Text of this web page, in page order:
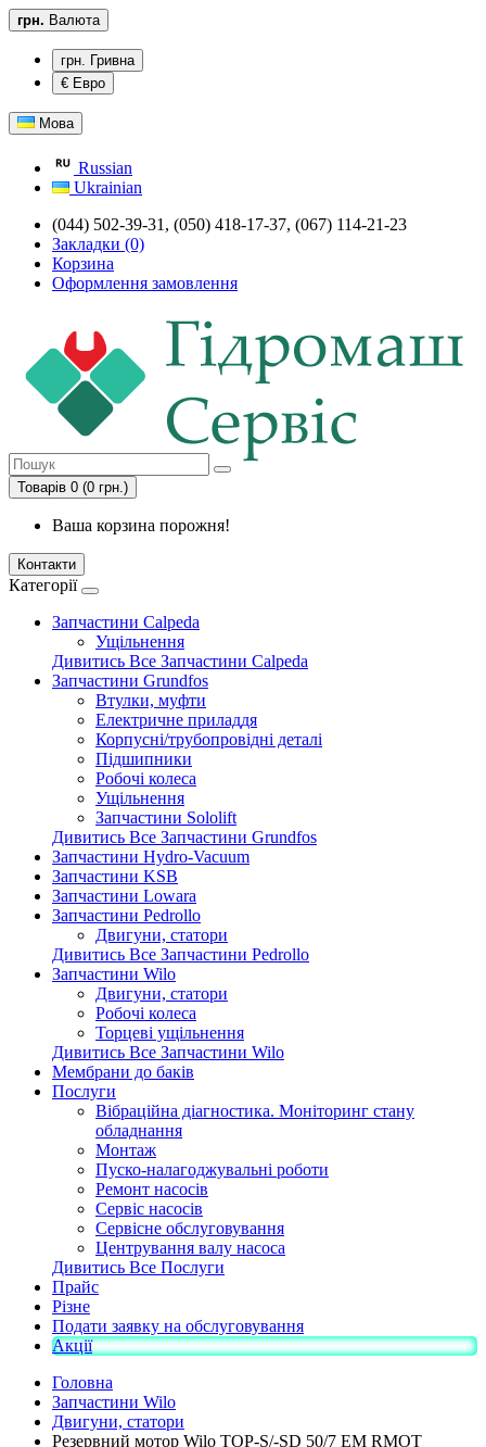
грн. Валюта
грн. Гривна
€ Евро
Мова
Russian
Ukrainian
(044) 502-39-31, (050) 418-17-37, (067) 114-21-23
Закладки (0)
Корзина
Оформлення замовлення
Товарів 0 (0 грн.)
Ваша корзина порожня!
Контакти
Категорії
Запчастини Calpeda
Ущільнення
Дивитись Все Запчастини Calpeda
Запчастини Grundfos
Втулки, муфти
Електричне приладдя
Корпусні/трубопровідні деталі
Підшипники
Робочі колеса
Ущільнення
Запчастини Sololift
Дивитись Все Запчастини Grundfos
Запчастини Hydro-Vacuum
Запчастини KSB
Запчастини Lowara
Запчастини Pedrollo
Двигуни, статори
Дивитись Все Запчастини Pedrollo
Запчастини Wilo
Двигуни, статори
Робочі колеса
Торцеві ущільнення
Дивитись Все Запчастини Wilo
Мембрани до баків
Послуги
Вібраційна діагностика. Моніторинг стану
обладнання
Монтаж
Пуско-налагоджувальні роботи
Ремонт насосів
Сервіс насосів
Сервісне обслуговування
Центрування валу насоса
Дивитись Все Послуги
Прайс
Різне
Подати заявку на обслуговування
Акції
Головна
Запчастини Wilo
Двигуни, статори
Резервний мотор Wilo TOP-S/-SD 50/7 EM RMOT